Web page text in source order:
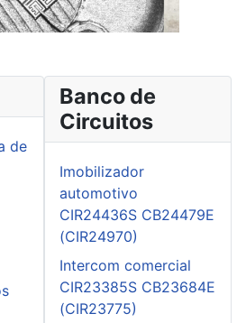
de
Banco de
Circuitos
Imobilizador
automotivo
CIR24436S CB24479E
(CIR24970)
Intercom comercial
CIR23385S CB23684E
(CIR23775)